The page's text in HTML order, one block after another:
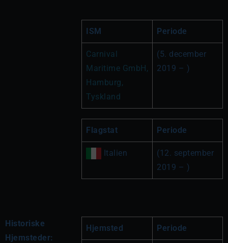
ISM Periode
Carnival
Maritime GmbH,
Hamburg,
Tyskland
(5. december
2019 – )
Flagstat Periode
Italien
(12. september
2019 – )
Historiske
Hjemsteder:
Hjemsted Periode